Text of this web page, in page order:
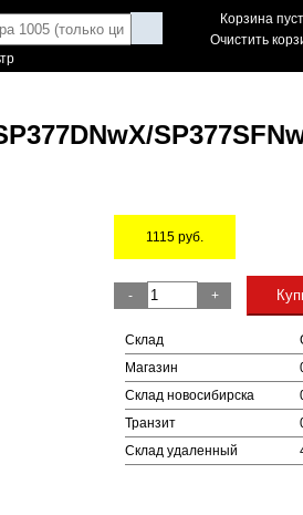
Корзина
Очистить
1115 руб.
-
+
Склад
Магазин
Склад новосибирска
Транзит
Склад удаленный